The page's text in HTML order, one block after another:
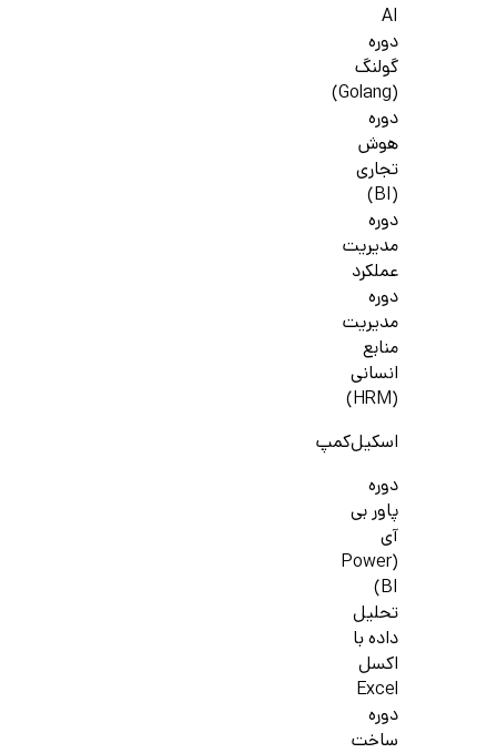
AI
دوره
گولنگ
(Golang)
دوره
هوش
تجاری
(BI)
دوره
مدیریت
عملکرد
دوره
مدیریت
منابع
انسانی
(HRM)
اسکیل‌کمپ
دوره
پاور بی
آی
(Power
BI)
تحلیل
داده با
اکسل
Excel
دوره
ساخت